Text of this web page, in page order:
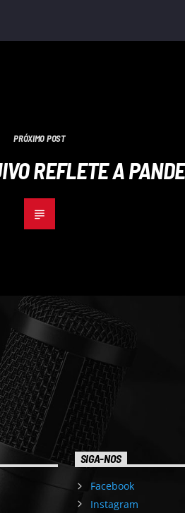
PRÓXIMO POST
REFLETE A
SIGA-NOS
Facebook
Instagram